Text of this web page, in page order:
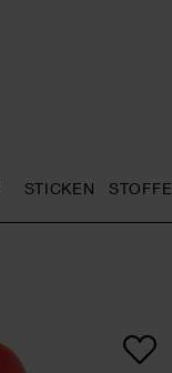
STICKEN STOFFE